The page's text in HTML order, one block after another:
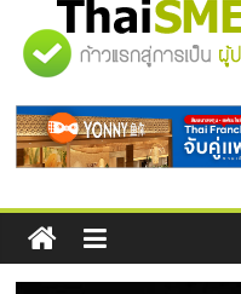
ไชส์ ครั้งที่
ร้านเครื่อ
บริษัท
วิธีเลือกผู้
โจทย์ธุรกิจ
"ศูนย์
รวม
ข้อมูล
ธุรกิจ